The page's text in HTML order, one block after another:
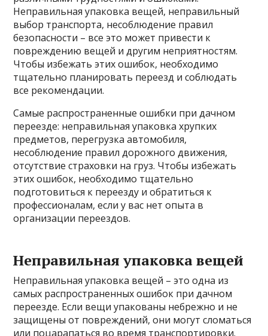
Неправильная упаковка вещей, неправильный
выбор транспорта, несоблюдение правил
безопасности – все это может привести к
повреждению вещей и другим неприятностям.
Чтобы избежать этих ошибок, необходимо
тщательно планировать переезд и соблюдать
все рекомендации.
Самые распространенные ошибки при дачном
переезде: неправильная упаковка хрупких
предметов, перегрузка автомобиля,
несоблюдение правил дорожного движения,
отсутствие страховки на груз. Чтобы избежать
этих ошибок, необходимо тщательно
подготовиться к переезду и обратиться к
профессионалам, если у вас нет опыта в
организации переездов.
Неправильная упаковка вещей
Неправильная упаковка вещей – это одна из
самых распространенных ошибок при дачном
переезде. Если вещи упакованы небрежно и не
защищены от повреждений, они могут сломаться
или поцарапаться во время транспортировки.